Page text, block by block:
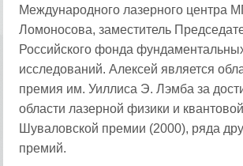
Международного лазерного центра
Ломоносова, заместитель
Российского фонда
исследований. Алексей является
премия им. Уиллиса Э. Лэмба за
области лазерной физики и
Шуваловской премии (2000), ряда
премий.